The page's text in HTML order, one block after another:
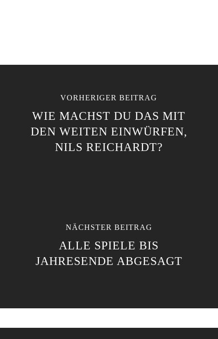
VORHERIGER BEITRAG
WIE MACHST DU DAS MIT
DEN WEITEN EINWÜRFEN,
NILS REICHARDT?
NÄCHSTER BEITRAG
ALLE SPIELE BIS
JAHRESENDE ABGESAGT